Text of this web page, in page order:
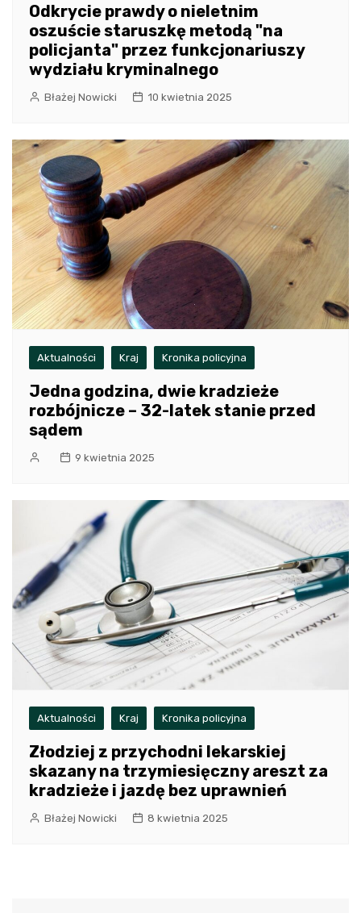
Odkrycie prawdy o nieletnim
oszuście staruszkę metodą "na
policjanta" przez funkcjonariuszy
wydziału kryminalnego
Błażej Nowicki 10 kwietnia 2025
Aktualności Kraj Kronika policyjna
Jedna godzina, dwie kradzieże
rozbójnicze – 32-latek stanie przed
sądem
9 kwietnia 2025
Aktualności Kraj Kronika policyjna
Złodziej z przychodni lekarskiej
skazany na trzymiesięczny areszt za
kradzieże i jazdę bez uprawnień
Błażej Nowicki 8 kwietnia 2025